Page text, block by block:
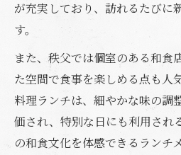
が充実しており、訪れるたびに
す。
また、秩父では個室のある和食
た空間で食事を楽しめる点も人
料理ランチは、細やかな味の調
価され、特別な日にも利用され
の和食文化を体感できるランチ